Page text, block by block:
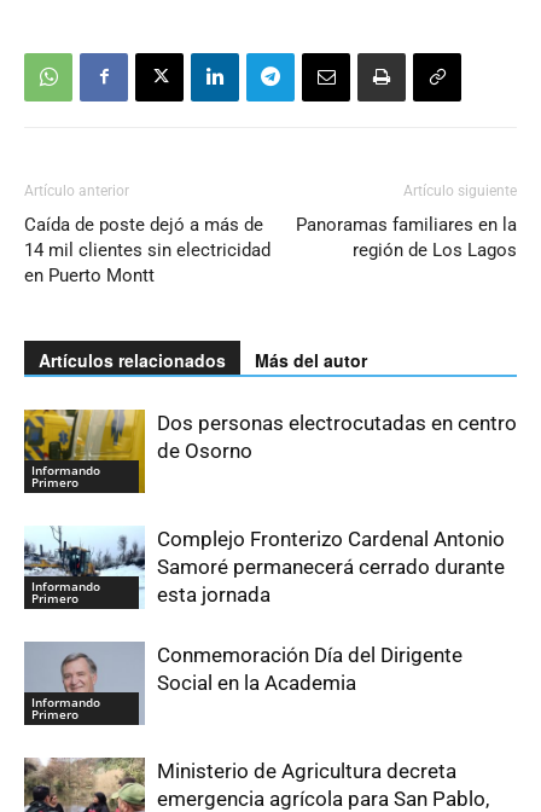
Artículo anterior
Caída de poste dejó a más de
14 mil clientes sin electricidad
en Puerto Montt
Artículo siguiente
Panoramas familiares en la
región de Los Lagos
Artículos relacionados Más del autor
Informando
Primero
Dos personas electrocutadas en centro
de Osorno
Informando
Primero
Complejo Fronterizo Cardenal Antonio
Samoré permanecerá cerrado durante
esta jornada
Informando
Primero
Conmemoración Día del Dirigente
Social en la Academia
Ministerio de Agricultura decreta
emergencia agrícola para San Pablo,